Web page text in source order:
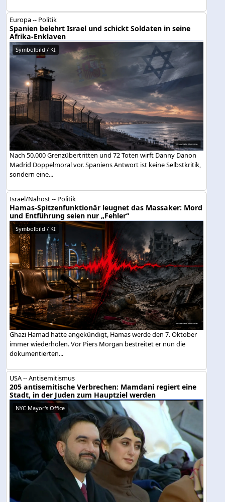
Europa -- Politik
Spanien belehrt Israel und schickt Soldaten in seine
Afrika-Enklaven
Symbolbild / KI
Nach 50.000 Grenzübertritten und 72 Toten wirft Danny Danon
Madrid Doppelmoral vor. Spaniens Antwort ist keine Selbstkritik,
sondern eine...
Israel/Nahost -- Politik
Hamas-Spitzenfunktionär leugnet das Massaker: Mord
und Entführung seien nur „Fehler“
Symbolbild / KI
Ghazi Hamad hatte angekündigt, Hamas werde den 7. Oktober
immer wiederholen. Vor Piers Morgan bestreitet er nun die
dokumentierten...
USA -- Antisemitismus
205 antisemitische Verbrechen: Mamdani regiert eine
Stadt, in der Juden zum Hauptziel werden
NYC Mayor's Office